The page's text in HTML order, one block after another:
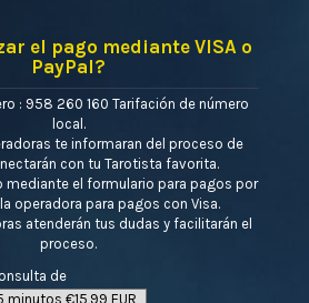
el pago mediante VISA o
PayPal?
: 958 260 160 Tarifación de número
local.
te informaran del proceso de
con tu Tarotista favorita.
mediante el formulario para pagos por
la operadora para pagos con Visa.
atenderán tus dudas y facilitarán el
proceso.
de